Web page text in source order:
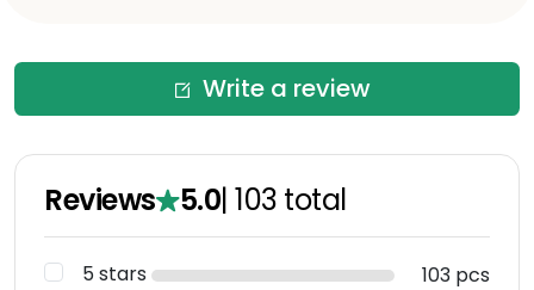
Write a review
Reviews 5.0|103 total
5 stars
103 pcs